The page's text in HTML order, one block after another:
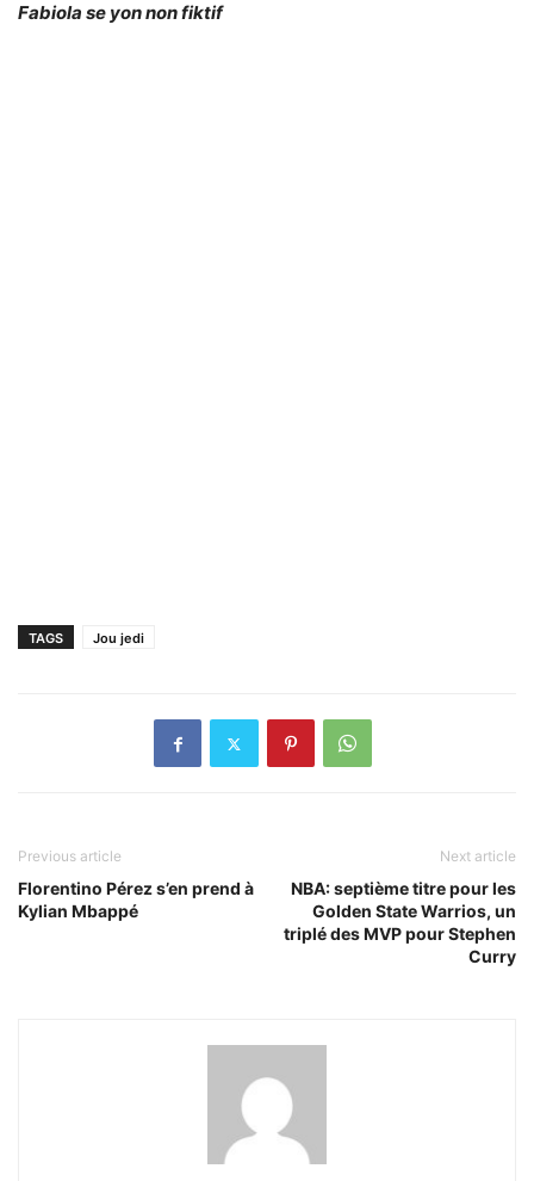
Fabiola se yon non fiktif
TAGS Jou jedi
Previous article
Florentino Pérez s’en prend à
Kylian Mbappé
Next article
NBA: septième titre pour les
Golden State Warrios, un
triplé des MVP pour Stephen
Curry